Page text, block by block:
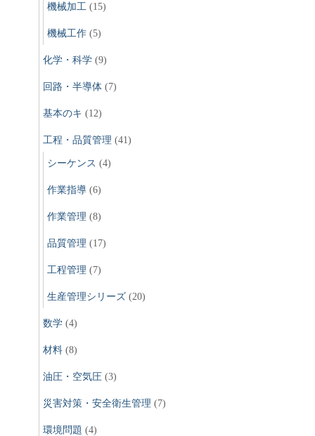
機械加工 (15)
機械工作 (5)
化学・科学 (9)
回路・半導体 (7)
基本のキ (12)
工程・品質管理 (41)
シーケンス (4)
作業指導 (6)
作業管理 (8)
品質管理 (17)
工程管理 (7)
生産管理シリーズ (20)
数学 (4)
材料 (8)
油圧・空気圧 (3)
災害対策・安全衛生管理 (7)
環境問題 (4)